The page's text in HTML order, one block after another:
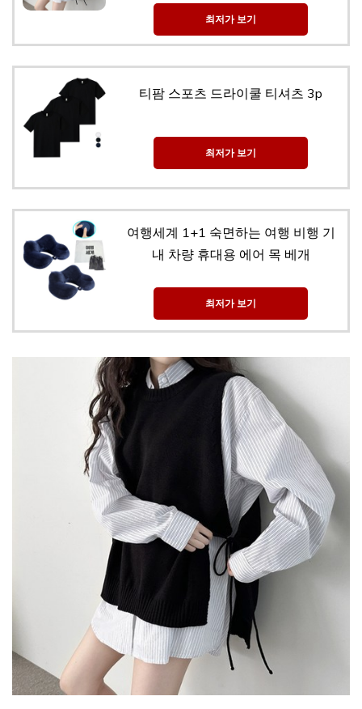
최저가 보기
티팜 스포츠 드라이쿨 티셔츠 3p
최저가 보기
여행세계 1+1 숙면하는 여행 비행 기
내 차량 휴대용 에어 목 베개
최저가 보기